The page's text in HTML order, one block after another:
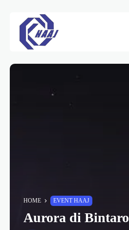
HOME EVENT HAAJ
Aurora di Bintaro